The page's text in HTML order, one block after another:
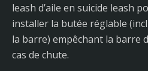
leash d’aile en suicide leash
installer la butée réglable
la barre) empêchant la barre
cas de chute.